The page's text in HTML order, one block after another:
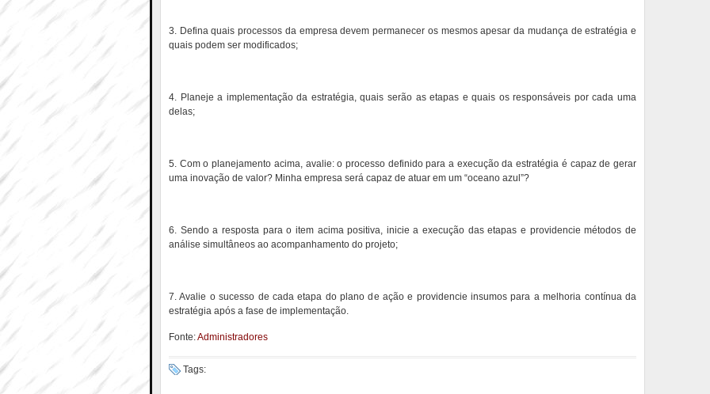
3. Defina quais processos da empresa devem permanecer os mesmos apesar da mudança de estratégia e
quais podem ser modificados;
4. Planeje a implementação da estratégia, quais serão as etapas e quais os responsáveis por cada uma
delas;
5. Com o planejamento acima, avalie: o processo definido para a execução da estratégia é capaz de gerar
uma inovação de valor? Minha empresa será capaz de atuar em um “oceano azul”?
6. Sendo a resposta para o item acima positiva, inicie a execução das etapas e providencie métodos de
análise simultâneos ao acompanhamento do projeto;
7. Avalie o sucesso de cada etapa do plano de ação e providencie insumos para a melhoria contínua da
estratégia após a fase de implementação.
Fonte:Administradores
Tags: